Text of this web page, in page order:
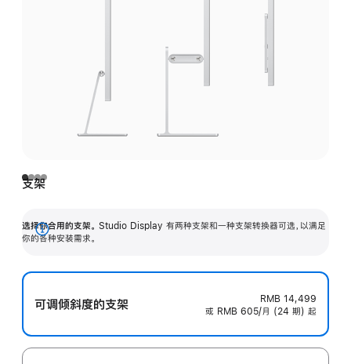
支架
选择你合用的支架。 Studio Display 有两种支架和一种支架转换器可选，以满足
你的各种安装需求。
展
可调倾斜度的支架
RMB 14,499
或 RMB 605/月 (24 期) 起